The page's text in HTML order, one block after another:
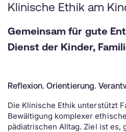
Klinische Ethik am
Gemeinsam für gute
Dienst der Kinder,
Reflexion. Orientierung.
Die Klinische Ethik unterstützt
Bewältigung komplexer
pädiatrischen Alltag. Ziel ist es,